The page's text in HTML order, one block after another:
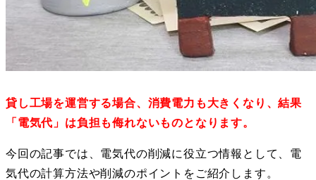
貸し工場を運営する場合、消費電力も大きくなり、結果
「電気代」は負担も侮れないものとなります。
今回の記事では、電気代の削減に役立つ情報として、電
気代の計算方法や削減のポイントをご紹介します。